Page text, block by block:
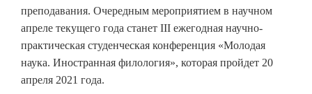
преподавания. Очередным мероприятием в научном
апреле текущего года станет III ежегодная научно-
практическая студенческая конференция «Молодая
наука. Иностранная филология», которая пройдет 20
апреля 2021 года.